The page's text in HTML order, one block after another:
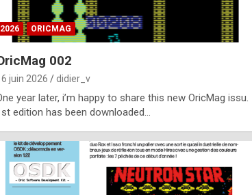
2026 ORICMAG
002
juin 2026 didier_v
year later, i’m happy to share this new OricMag issu.
edition has been downloaded…